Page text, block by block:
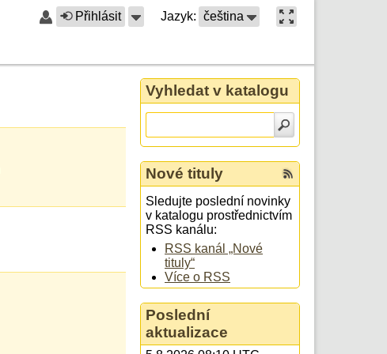
Přihlásit Jazyk: čeština
Vyhledat v katalogu
Nové tituly
Sledujte poslední novinky
v katalogu prostřednictvím
RSS kanálu:
RSS kanál „Nové
tituly“
Více o RSS
Poslední
aktualizace